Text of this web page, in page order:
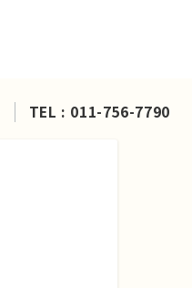
TEL : 011-756-7790